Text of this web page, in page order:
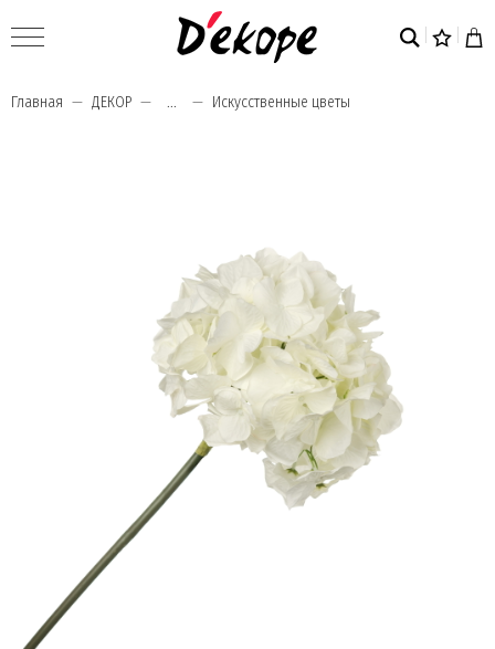
Главная ДЕКОР ... Искусственные цветы